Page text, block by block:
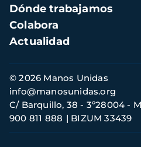
Dónde trabajamos
Colabora
Actualidad
Información
de
contacto
© 2026 Manos Unidas
C/ Barquillo, 38 - 3º28004 -
900 811 888
BIZUM 33439
info@manosunidas.org